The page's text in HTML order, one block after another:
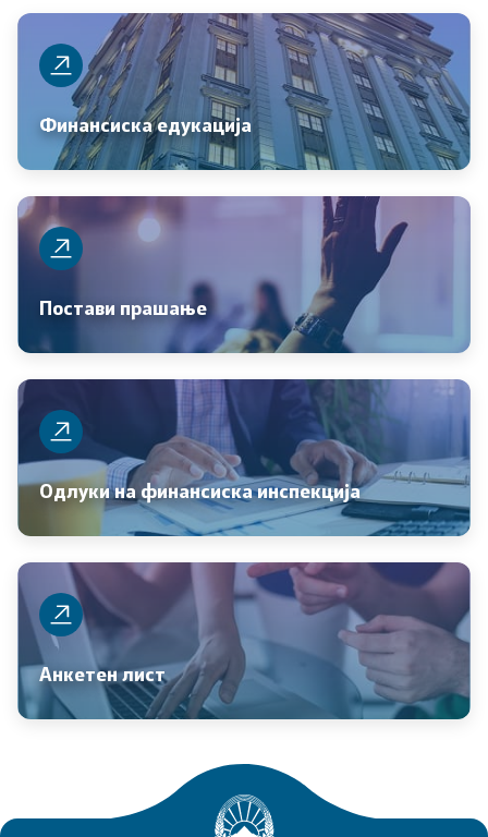
Политика за квалитет
Превенција од корупција
Органограм
Области
Јавни финансии
Економска политика и развој
Даноци и царини
Финансиски систем
Централна хармонизација на системот на
внатрешна финансиска контрола во јавниот
Стратешко планирање
Академија за јавни финансии
Финансиска едукација
Финансиска инспекција во јавниот сектор
Финансиска едукација
Постави прашање
Одлуки на финансиска инспекција
Анкетен лист